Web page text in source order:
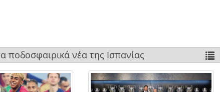
ποδοσφαιρικά νέα της Ισπανίας